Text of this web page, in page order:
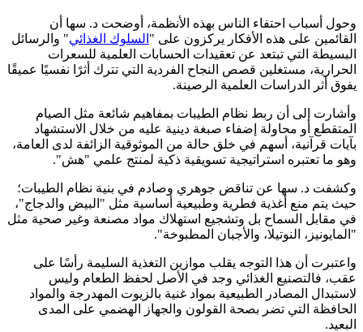
وحول أسباب احتفاء الناس بهذه الأنظمة، أوضحت د. سها أن
القائمين على هذه الأفكار يركزون على "السلوك الغذائي" والرسائل
البسيطة التي تبتعد عن تعقيدات الحسابات العلمية للسعرات
الحرارية، مستغلين قصص النجاح الفردية التي تترك أثرًا نفسيًا عميقًا
يفوق أثر الدراسات العلمية الرصينة.
وأشارت إلى أن ربط نظام الطيبات بمفاهيم شائعة مثل الصيام
المتقطع أو محاولة إضفاء صبغة دينية عليه من خلال الاستشهاد
بآيات قرآنية، أسهم في خلق حالة من الموثوقية الزائفة لدى العامة،
وهو ما تعتبره استراتيجية تسويقية ذكية لمنتج علمي "هش".
وكشفت د. سها عن تناقض جوهري وصادم في بنية نظام الطيبات؛
حيث يتم منع أغذية فطرية وطبيعية أساسية مثل "البيض والدجاج"،
في مقابل السماح بل وتشجيع استهلاك مواد مصنعة وغير صحية مثل
"المايونيز، النوتيلا، والأجبان المطبوخة".
واعتبرت أن هذا التوجه يقلب موازين التغذية السليمة رأسًا على
عقب، فالتصنيع الغذائي وجد في الأصل لحفظ الطعام وليس
لاستبدال المصادر الطبيعية بمواد غنية بالزيوت المهدرجة والمواد
الحافظة التي تضر بصحة القولون والجهاز الهضمي على المدى
البعيد.